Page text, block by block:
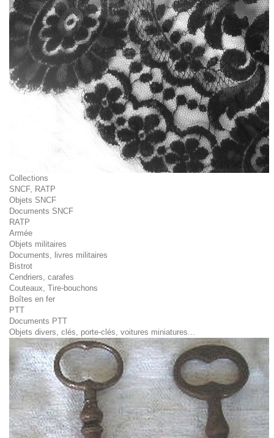
Collections
SNCF, RATP
Objets SNCF
Documents SNCF
RATP
Armée
Objets militaires
Documents, livres militaires
Bistrot
Cendriers, carafes
Couteaux, Tire-bouchons
Boîtes en fer
PTT
Documents PTT
Objets divers, clés, porte-clés, voitures miniatures...